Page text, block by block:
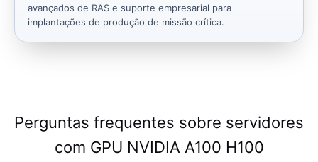
avançados de RAS e suporte empresarial para
implantações de produção de missão crítica.
Perguntas frequentes sobre servidores
com GPU NVIDIA A100 H100